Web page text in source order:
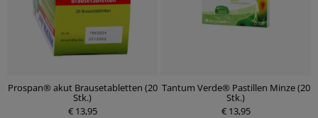
Prospan® akut Brausetabletten (20
Stk.)
€ 13,95
Tantum Verde® Pastillen Minze (20
Stk.)
€ 13,95